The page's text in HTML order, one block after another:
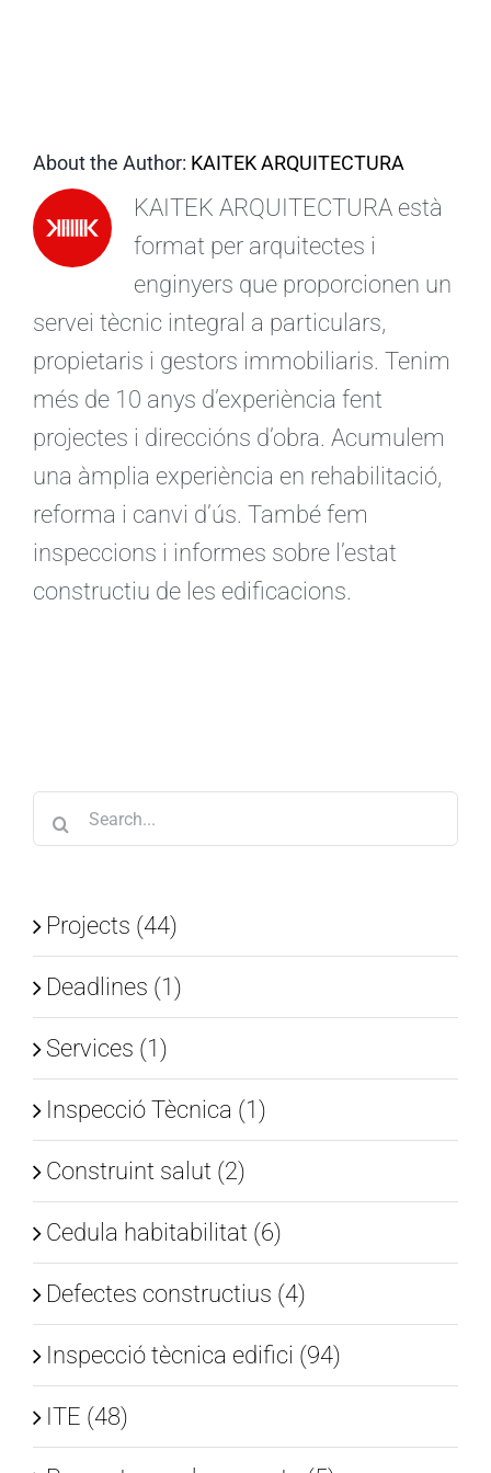
About the Author: KAITEK ARQUITECTURA
KAITEK ARQUITECTURA està
format per arquitectes i
enginyers que proporcionen un
servei tècnic integral a particulars,
propietaris i gestors immobiliaris. Tenim
més de 10 anys d’experiència fent
projectes i direccións d’obra. Acumulem
una àmplia experiència en rehabilitació,
reforma i canvi d’ús. També fem
inspeccions i informes sobre l’estat
constructiu de les edificacions.
Search
for:
Projects (44)
Deadlines (1)
Services (1)
Inspecció Tècnica (1)
Construint salut (2)
Cedula habitabilitat (6)
Defectes constructius (4)
Inspecció tècnica edifici (94)
ITE (48)